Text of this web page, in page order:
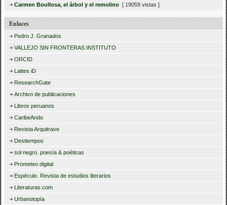
Carmen Boullosa, el árbol y el remolino [ 19059 vistas ]
Enlaces
Pedro J. Granados
VALLEJO SIN FRONTERAS INSTITUTO
ORCID
Lattes iD
ResearchGate
Archivo de publicaciones
Libros peruanos
CaribeAndo
Revista Arquitrave
Destiempos
sol negro. poesía & poéticas
Prometeo digital
Espéculo. Revista de estudios literarios
Literaturas.com
Urbanotopía